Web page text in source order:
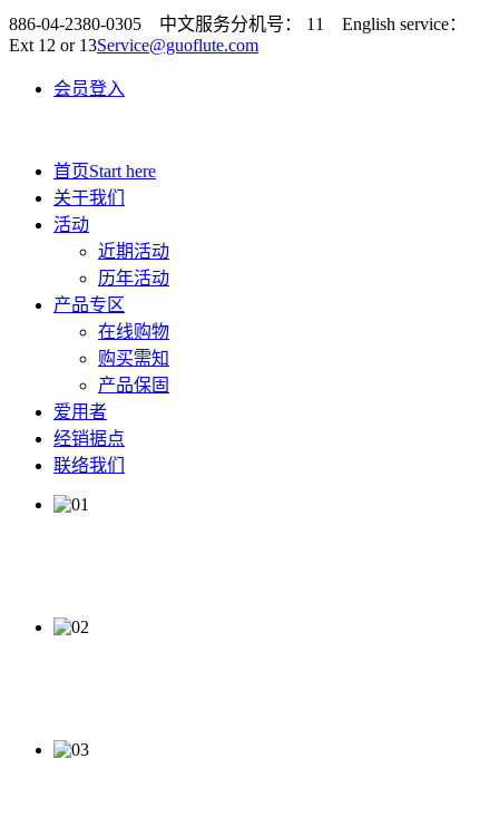
886-04-2380-0305 中文服务分机号： 11 English service：
Ext 12 or 13Service@guoflute.com
会员登入
首页Start here
关于我们
活动
近期活动
历年活动
产品专区
在线购物
购买需知
产品保固
爱用者
经销据点
联络我们